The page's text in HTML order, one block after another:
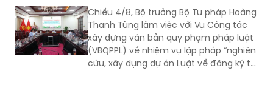
Chiều 4/8, Bộ trưởng Bộ Tư pháp Hoàng
Thanh Tùng làm việc với Vụ Công tác
xây dựng văn bản quy phạm pháp luật
(VBQPPL) về nhiệm vụ lập pháp “nghiên
cứu, xây dựng dự án Luật về đăng ký tài